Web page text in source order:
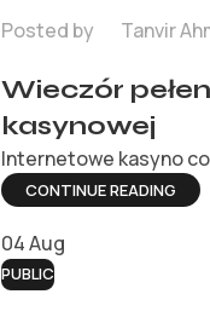
Posted by Tanvir
Wieczór
kasynowej
Internetowe kasyno
CONTINUE READING
04Aug
PUBLIC